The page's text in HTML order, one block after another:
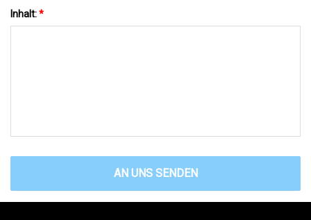
Inhalt:*
AN UNS SENDEN